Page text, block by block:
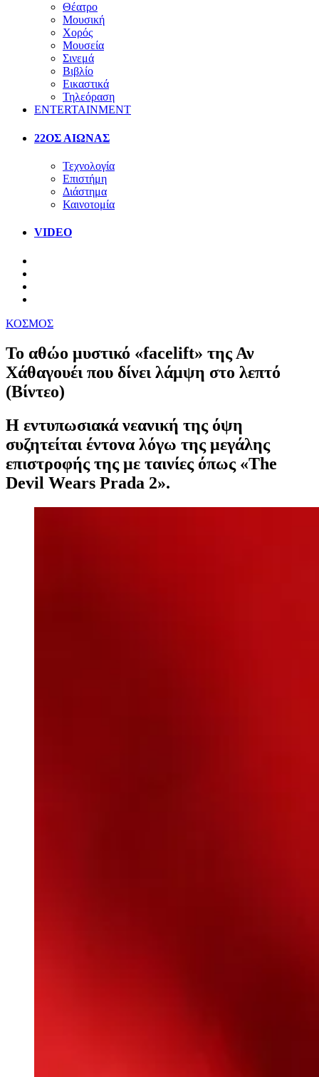
Θέατρο
Μουσική
Χορός
Μουσεία
Σινεμά
Βιβλίο
Εικαστικά
Τηλεόραση
ENTERTAINMENT
22ΟΣ ΑΙΩΝΑΣ
Τεχνολογία
Επιστήμη
Διάστημα
Καινοτομία
VIDEO
ΚΟΣΜΟΣ
Το αθώο μυστικό «facelift» της Αν
Χάθαγουέι που δίνει λάμψη στο λεπτό
(Βίντεο)
Η εντυπωσιακά νεανική της όψη
συζητείται έντονα λόγω της μεγάλης
επιστροφής της με ταινίες όπως «The
Devil Wears Prada 2».